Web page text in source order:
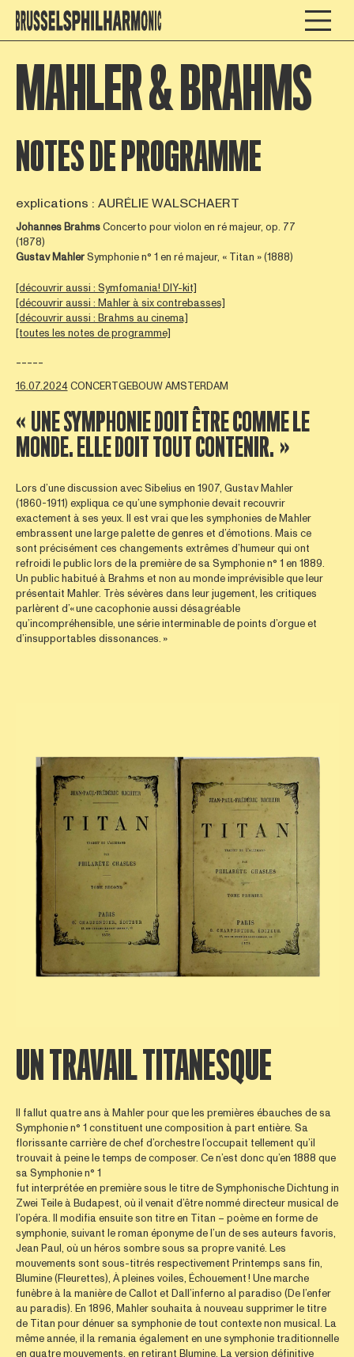
MAHLER & BRAHMS
NOTES DE PROGRAMME
explications : AURÉLIE WALSCHAERT
Johannes BrahmsConcerto pour violon en ré majeur, op. 77
(1878)
Gustav MahlerSymphonie n° 1 en ré majeur, « Titan » (1888)
[découvrir aussi : Symfomania! DIY-kit]
[découvrir aussi : Mahler à six contrebasses]
[découvrir aussi : Brahms au cinema]
[toutes les notes de programme]
-----
16.07.2024CONCERTGEBOUW AMSTERDAM
« UNE SYMPHONIE DOIT ÊTRE COMME LE
MONDE. ELLE DOIT TOUT CONTENIR. »
Lors d’une discussion avec Sibelius en 1907, Gustav Mahler
(1860-1911) expliqua ce qu’une symphonie devait recouvrir
exactement à ses yeux. Il est vrai que les symphonies de Mahler
embrassent une large palette de genres et d’émotions. Mais ce
sont précisément ces changements extrêmes d’humeur qui ont
refroidi le public lors de la première de sa Symphonie n° 1 en 1889.
Un public habitué à Brahms et non au monde imprévisible que leur
présentait Mahler. Très sévères dans leur jugement, les critiques
parlèrent d’« une cacophonie aussi désagréable
qu’incompréhensible, une série interminable de points d’orgue et
d’insupportables dissonances. »
UN TRAVAIL TITANESQUE
Il fallut quatre ans à Mahler pour que les premières ébauches de sa
Symphonie n° 1 constituent une composition à part entière. Sa
florissante carrière de chef d’orchestre l’occupait tellement qu’il
trouvait à peine le temps de composer. Ce n’est donc qu’en 1888 que
sa Symphonie n° 1
fut interprétée en première sous le titre de Symphonische Dichtung in
Zwei Teile à Budapest, où il venait d’être nommé directeur musical de
l’opéra. Il modifia ensuite son titre en Titan – poème en forme de
symphonie, suivant le roman éponyme de l’un de ses auteurs favoris,
Jean Paul, où un héros sombre sous sa propre vanité. Les
mouvements sont sous-titrés respectivement Printemps sans fin,
Blumine (Fleurettes), À pleines voiles, Échouement ! Une marche
funèbre à la manière de Callot et Dall’inferno al paradiso (De l’enfer
au paradis). En 1896, Mahler souhaita à nouveau supprimer le titre
de Titan pour dénuer sa symphonie de tout contexte non musical. La
même année, il la remania également en une symphonie traditionnelle
en quatre mouvements, en retirant Blumine. La version définitive